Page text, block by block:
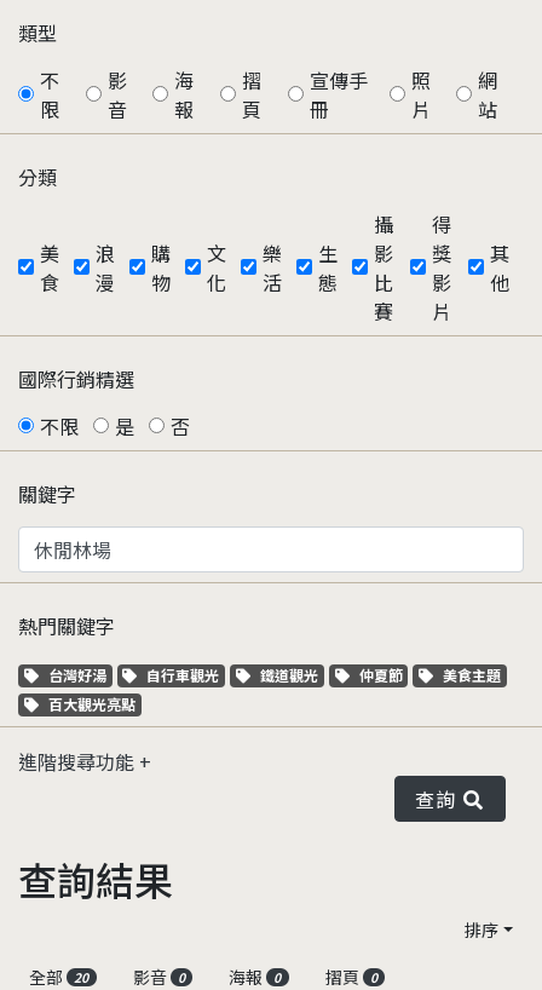
類型
不
限
影
音
海
報
摺
頁
宣傳手
冊
照
片
網
站
分類
美
食
浪
漫
購
物
文
化
樂
活
生
態
攝
影
比
賽
得
獎
影
片
其
他
國際行銷精選
不限
是 否
關鍵字
熱門關鍵字
關鍵字標籤
台灣好湯 關鍵字標籤
自行車觀光 關鍵字標籤
鐵道觀光 關鍵字標籤
仲夏節 關鍵字標籤
美食主題
關鍵字標籤
百大觀光亮點
進階搜尋功能
查詢
查詢結果
排序
全部
20 影音 0 海報 0 摺頁 0